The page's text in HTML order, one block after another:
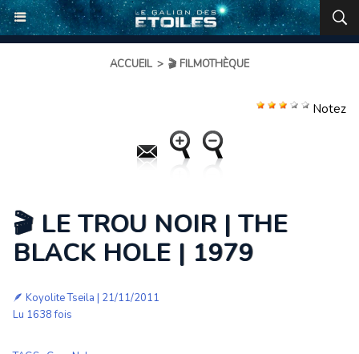
ACCUEIL > 🎬 FILMOTHÈQUE
Notez
🎬 LE TROU NOIR | THE
BLACK HOLE | 1979
🪶 Koyolite Tseila | 21/11/2011
Lu 1638 fois